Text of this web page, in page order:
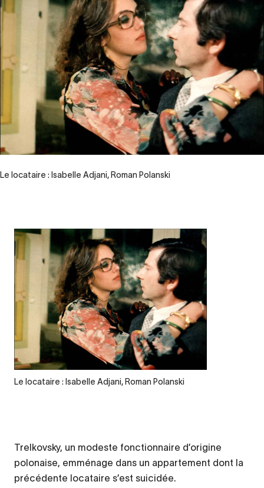
Le locataire : Isabelle Adjani, Roman Polanski
d’origine
Legende
Le locataire : Isabelle Adjani, Roman Polanski
Trelkovsky, un modeste fonctionnaire d’origine
polonaise, emménage dans un appartement dont la
précédente locataire s’est suicidée.